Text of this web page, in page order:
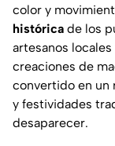
color y
histórica de los
artesanos
creaciones de
convertido en un
y festividades
desaparecer.